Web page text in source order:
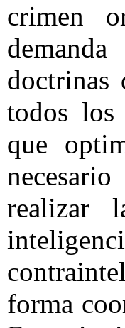
crimen
doctrinas
todos los
que
realizar
forma